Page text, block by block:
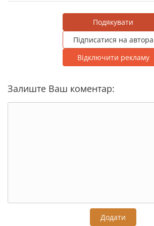
Подякувати
Підписатися на автора
Відключити рекламу
Залиште Ваш коментар:
Додати